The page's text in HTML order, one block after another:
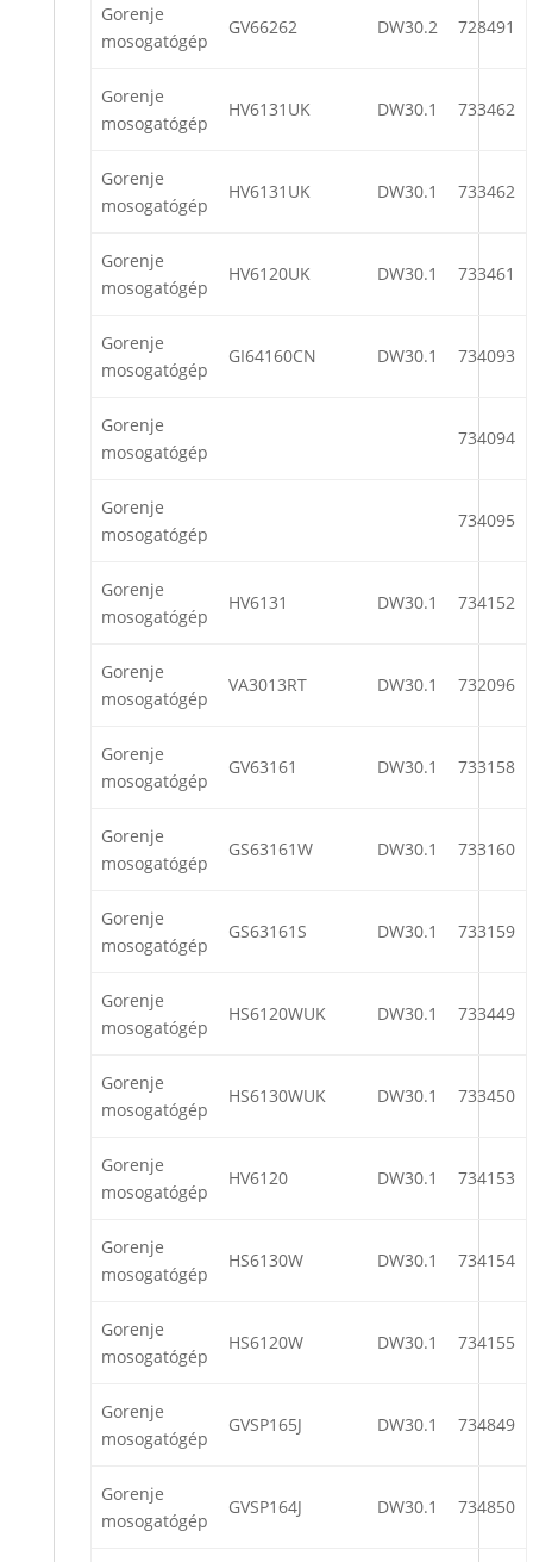
Gorenje
mosogatógép
GV66262 DW30.2 728491
Gorenje
mosogatógép
HV6131UK DW30.1 733462
Gorenje
mosogatógép
HV6131UK DW30.1 733462
Gorenje
mosogatógép
HV6120UK DW30.1 733461
Gorenje
mosogatógép
GI64160CN DW30.1 734093
Gorenje
mosogatógép
734094
Gorenje
mosogatógép
734095
Gorenje
mosogatógép
HV6131 DW30.1 734152
Gorenje
mosogatógép
VA3013RT DW30.1 732096
Gorenje
mosogatógép
GV63161 DW30.1 733158
Gorenje
mosogatógép
GS63161W DW30.1 733160
Gorenje
mosogatógép
GS63161S DW30.1 733159
Gorenje
mosogatógép
HS6120WUK DW30.1 733449
Gorenje
mosogatógép
HS6130WUK DW30.1 733450
Gorenje
mosogatógép
HV6120 DW30.1 734153
Gorenje
mosogatógép
HS6130W DW30.1 734154
Gorenje
mosogatógép
HS6120W DW30.1 734155
Gorenje
mosogatógép
GVSP165J DW30.1 734849
Gorenje
mosogatógép
GVSP164J DW30.1 734850